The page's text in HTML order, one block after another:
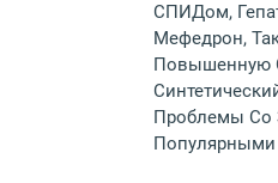
СПИДом,
Мефедрон,
Повышенную
Проблемы Со